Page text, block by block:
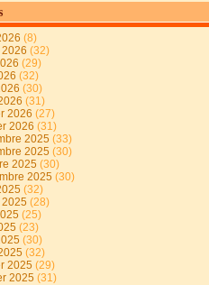
(8)
(32)
(29)
(32)
(30)
(31)
2026 (27)
2026 (31)
2025 (33)
2025 (30)
2025 (30)
2025 (30)
(32)
(28)
(25)
(23)
(30)
(32)
2025 (29)
2025 (31)